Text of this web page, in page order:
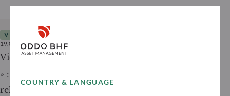
COUNTRY & LANGUAGE
VIDÉOS
19.05.2025
< 1minute
Vidéo Boursorama – « Germany is back
» : un plan Marshall à l’allemande pour
relancer l’économie